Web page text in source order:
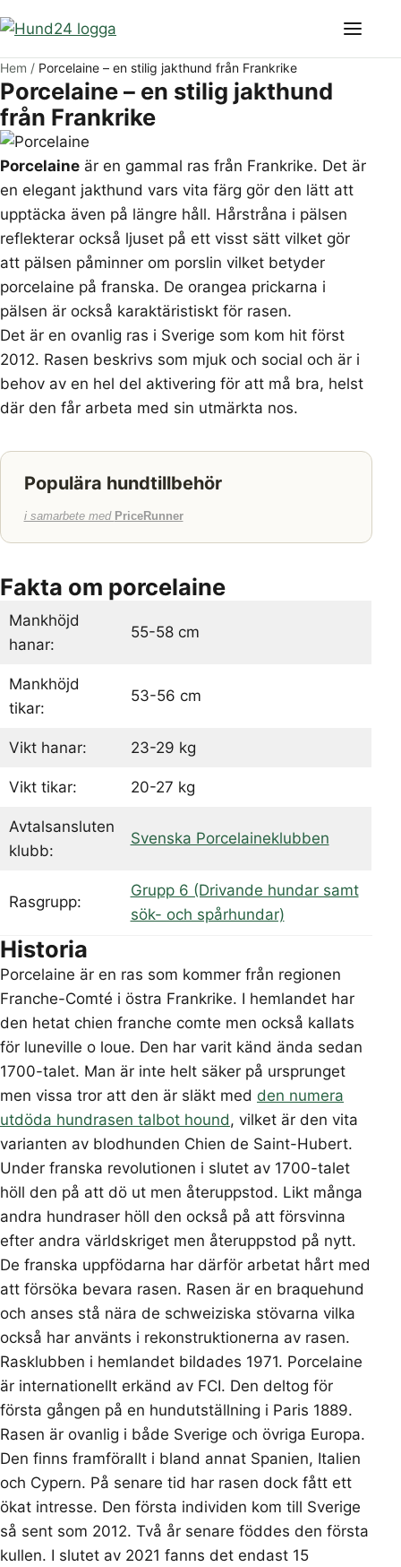
Meny
Hem / Porcelaine – en stilig jakthund från Frankrike
Porcelaine – en stilig jakthund
från Frankrike
Porcelaine är en gammal ras från Frankrike. Det är
en elegant jakthund vars vita färg gör den lätt att
upptäcka även på längre håll. Hårstråna i pälsen
reflekterar också ljuset på ett visst sätt vilket gör
att pälsen påminner om porslin vilket betyder
porcelaine på franska. De orangea prickarna i
pälsen är också karaktäristiskt för rasen.
Det är en ovanlig ras i Sverige som kom hit först
2012. Rasen beskrivs som mjuk och social och är i
behov av en hel del aktivering för att må bra, helst
där den får arbeta med sin utmärkta nos.
Populära hundtillbehör
i samarbete med PriceRunner
Fakta om porcelaine
Mankhöjd
hanar:
55-58 cm
Mankhöjd
tikar:
53-56 cm
Vikt hanar: 23-29 kg
Vikt tikar: 20-27 kg
Avtalsansluten
klubb:
Svenska Porcelaineklubben
Rasgrupp:
Grupp 6 (Drivande hundar samt
sök- och spårhundar)
Historia
Porcelaine är en ras som kommer från regionen
Franche-Comté i östra Frankrike. I hemlandet har
den hetat chien franche comte men också kallats
för luneville o loue. Den har varit känd ända sedan
1700-talet. Man är inte helt säker på ursprunget
men vissa tror att den är släkt med den numera
utdöda hundrasen talbot hound, vilket är den vita
varianten av blodhunden Chien de Saint-Hubert.
Under franska revolutionen i slutet av 1700-talet
höll den på att dö ut men återuppstod. Likt många
andra hundraser höll den också på att försvinna
efter andra världskriget men återuppstod på nytt.
De franska uppfödarna har därför arbetat hårt med
att försöka bevara rasen. Rasen är en braquehund
och anses stå nära de schweiziska stövarna vilka
också har använts i rekonstruktionerna av rasen.
Rasklubben i hemlandet bildades 1971. Porcelaine
är internationellt erkänd av FCI. Den deltog för
första gången på en hundutställning i Paris 1889.
Rasen är ovanlig i både Sverige och övriga Europa.
Den finns framförallt i bland annat Spanien, Italien
och Cypern. På senare tid har rasen dock fått ett
ökat intresse. Den första individen kom till Sverige
så sent som 2012. Två år senare föddes den första
kullen. I slutet av 2021 fanns det endast 15